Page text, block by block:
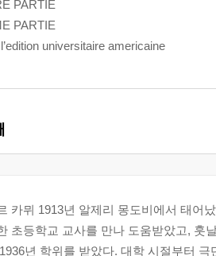
PARTIE
PARTIE
universitaire americaine
카뮈 1913년 알제리 몽도비에서 태어
초등학교 교사를 만나 도움받았고, 훗
년 학위를 받았다. 대학 시절부터